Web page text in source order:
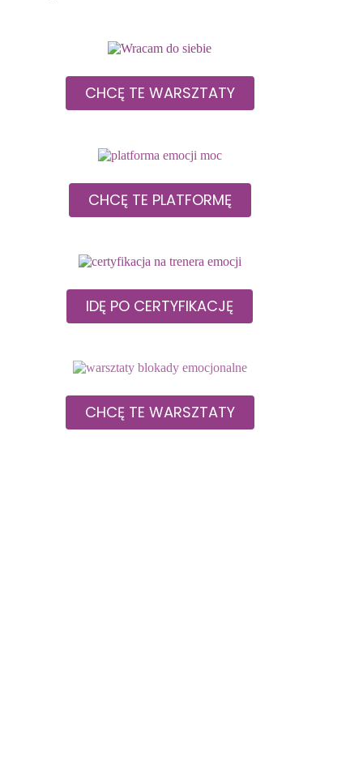
CHCĘ TE WARSZTATY
CHCĘ TE PLATFORMĘ
IDĘ PO CERTYFIKACJĘ
CHCĘ TE WARSZTATY